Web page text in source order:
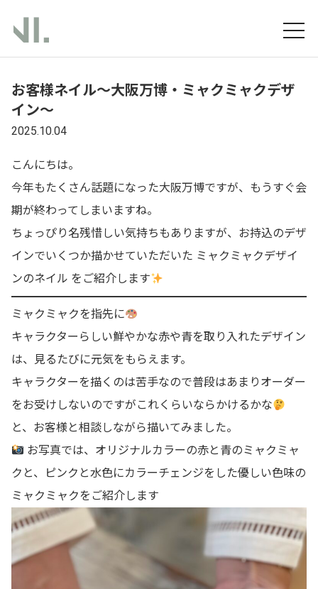
お客様ネイル〜大阪万博・ミャクミャクデザ
イン〜
2025.10.04
こんにちは。
今年もたくさん話題になった大阪万博ですが、もうすぐ会
期が終わってしまいますね。
ちょっぴり名残惜しい気持ちもありますが、お持込のデザ
インでいくつか描かせていただいた ミャクミャクデザイ
ンのネイル をご紹介します
ミャクミャクを指先に
キャラクターらしい鮮やかな赤や青を取り入れたデザイン
は、見るたびに元気をもらえます。
キャラクターを描くのは苦手なので普段はあまりオーダー
をお受けしないのですがこれくらいならかけるかな
と、お客様と相談しながら描いてみました。
お写真では、オリジナルカラーの赤と青のミャクミャ
クと、ピンクと水色にカラーチェンジをした優しい色味の
ミャクミャクをご紹介します